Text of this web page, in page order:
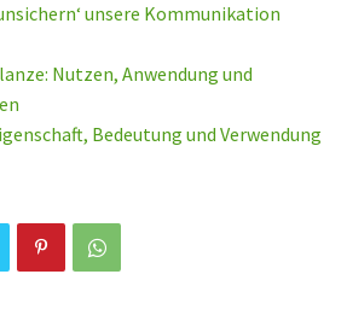
unsere Kommunikation
Nutzen, Anwendung und
Bedeutung und Verwendung